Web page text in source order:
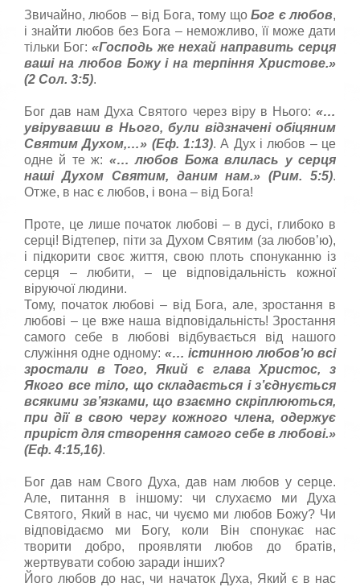
5
/
5
к
у
Звичайно, любов – від Бога, тому щоБог є любов,
і знайти любов без Бога – неможливо, її може дати
тільки Бог: «Господь же нехай направить серця
вашi на любов Божу i на терпiння Христове.»
(2 Сол. 3:5).
Бог дав нам Духа Святого через віру в Нього: «…
увiрувавши в Hього, були вiдзначенi обiцяним
Святим Духом,…» (Еф. 1:13). А Дух і любов – це
одне й те ж: «… любов Божа влилась у серця
нашi Духом Святим, даним нам.» (Рим. 5:5).
Отже, в нас є любов, і вона – від Бога!
Проте, це лише початок любові – в дусі, глибоко в
серці! Відтепер, піти за Духом Святим (за любов’ю),
і підкорити своє життя, свою плоть спонуканню із
серця – любити, – це відповідальність кожної
віруючої людини.
Тому, початок любові – від Бога, але, зростання в
любові – це вже наша відповідальність! Зростання
самого себе в любові відбувається від нашого
служіння одне одному: «… iстинною любов’ю всi
зростали в Того, Який є глава Христос, з
Якого все тiло, що складається i з’єднується
всякими зв’язками, що взаємно скрiп­люються,
при дiї в свою чергу кож­ного члена, одержує
прирiст для створення самого себе в любовi.»
(Еф. 4:15,16).
Бог дав нам Свого Духа, дав нам любов у серце.
Але, питання в іншому: чи слухаємо ми Духа
Святого, Який в нас, чи чуємо ми любов Божу? Чи
відповідаємо ми Богу, коли Він спонукає нас
творити добро, проявляти любов до братів,
жертвувати собою заради інших?
Його любов до нас, чи начаток Духа, Який є в нас